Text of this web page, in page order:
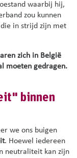
waarbij hij,
zou kunnen
in strijd zijn met
zich in België
moeten gedragen.
binnen
we ons buigen
. Hoewel iedereen
neutraliteit kan zijn